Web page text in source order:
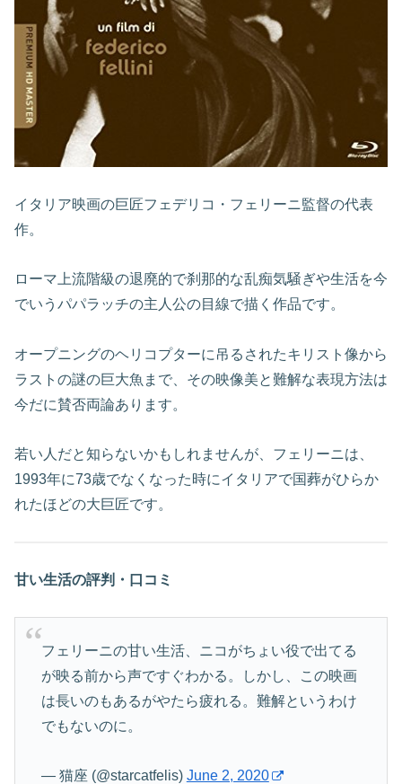
イタリア映画の巨匠フェデリコ・フェリーニ監督の代表
作。
ローマ上流階級の退廃的で刹那的な乱痴気騒ぎや生活を今
でいうパパラッチの主人公の目線で描く作品です。
オープニングのヘリコプターに吊るされたキリスト像から
ラストの謎の巨大魚まで、その映像美と難解な表現方法は
今だに賛否両論あります。
若い人だと知らないかもしれませんが、フェリーニは、
1993年に73歳でなくなった時にイタリアで国葬がひらか
れたほどの大巨匠です。
甘い生活の評判・口コミ
フェリーニの甘い生活、ニコがちょい役で出てる
が映る前から声ですぐわかる。しかし、この映画
は長いのもあるがやたら疲れる。難解というわけ
でもないのに。
— 猫座 (@starcatfelis) June 2, 2020